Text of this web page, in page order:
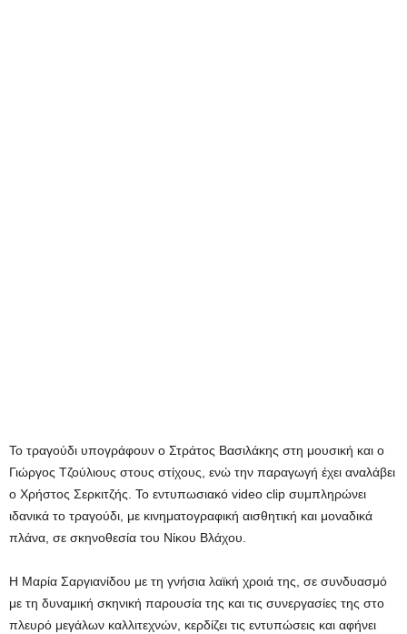
Το τραγούδι υπογράφουν ο Στράτος Βασιλάκης στη μουσική και ο
Γιώργος Τζούλιους στους στίχους, ενώ την παραγωγή έχει αναλάβει
ο Χρήστος Σερκιτζής. Το εντυπωσιακό video clip συμπληρώνει
ιδανικά το τραγούδι, με κινηματογραφική αισθητική και μοναδικά
πλάνα, σε σκηνοθεσία του Νίκου Βλάχου.
Η Μαρία Σαργιανίδου με τη γνήσια λαϊκή χροιά της, σε συνδυασμό
με τη δυναμική σκηνική παρουσία της και τις συνεργασίες της στο
πλευρό μεγάλων καλλιτεχνών, κερδίζει τις εντυπώσεις και αφήνει